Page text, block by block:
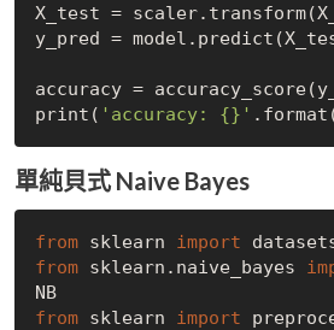
X_test =
y_pred =
accuracy =
print( 'accuracy: {}'
單純貝式 Naive Bayes
from sklearn import
from sklearn.naive_bayes
NB
from sklearn import